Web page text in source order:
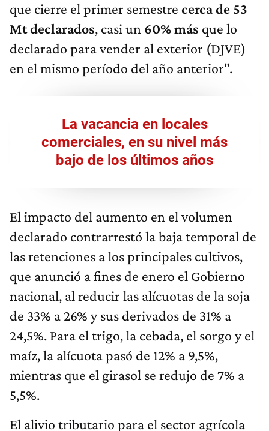
que cierre el primer semestre cerca de 53
Mt declarados, casi un 60% más que lo
declarado para vender al exterior (DJVE)
en el mismo período del año anterior".
La vacancia en locales
comerciales, en su nivel más
bajo de los últimos años
El impacto del aumento en el volumen
declarado contrarrestó la baja temporal de
las retenciones a los principales cultivos,
que anunció a fines de enero el Gobierno
nacional, al reducir las alícuotas de la soja
de 33% a 26% y sus derivados de 31% a
24,5%. Para el trigo, la cebada, el sorgo y el
maíz, la alícuota pasó de 12% a 9,5%,
mientras que el girasol se redujo de 7% a
5,5%.
El alivio tributario para el sector agrícola